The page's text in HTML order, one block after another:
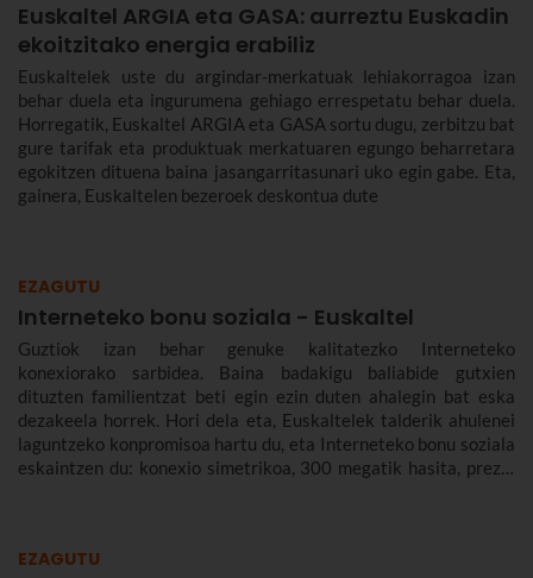
Euskaltel ARGIA eta GASA: aurreztu Euskadin
ekoitzitako energia erabiliz
Euskaltelek uste du argindar-merkatuak lehiakorragoa izan
behar duela eta ingurumena gehiago errespetatu behar duela.
Horregatik, Euskaltel ARGIA eta GASA sortu dugu, zerbitzu bat
gure tarifak eta produktuak merkatuaren egungo beharretara
egokitzen dituena baina jasangarritasunari uko egin gabe. Eta,
gainera, Euskaltelen bezeroek deskontua dute
EZAGUTU
Interneteko bonu soziala - Euskaltel
Guztiok izan behar genuke kalitatezko Interneteko
konexiorako sarbidea. Baina badakigu baliabide gutxien
dituzten familientzat beti egin ezin duten ahalegin bat eska
dezakeela horrek. Hori dela eta, Euskaltelek talderik ahulenei
laguntzeko konpromisoa hartu du, eta Interneteko bonu soziala
eskaintzen du: konexio simetrikoa, 300 megatik hasita, prezio
EZAGUTU